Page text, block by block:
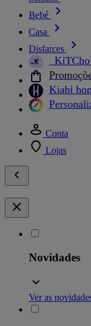
Bebé
Casa
Disfarces
Kiabi
Conta
Lojas
Novidades
Ver as